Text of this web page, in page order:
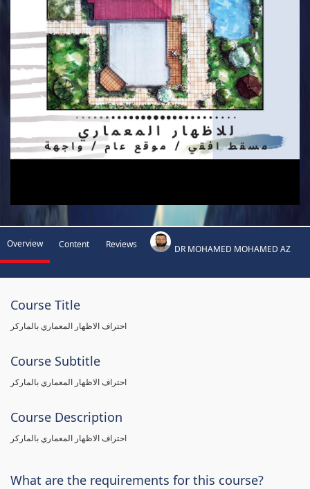
Overview Content Reviews DR MOHAMED MOHAMED AZ
Course Title
احتراف الاظهار المعماري بالماركر
Course Subtitle
احتراف الاظهار المعماري بالماركر
Course Description
احتراف الاظهار المعماري بالماركر
What are the requirements for this course?